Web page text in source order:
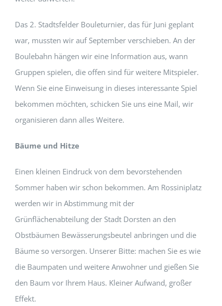
Das 2. Stadtsfelder Bouleturnier, das für Juni geplant
war, mussten wir auf September verschieben. An der
Boulebahn hängen wir eine Information aus, wann
Gruppen spielen, die offen sind für weitere Mitspieler.
Wenn Sie eine Einweisung in dieses interessante Spiel
bekommen möchten, schicken Sie uns eine Mail, wir
organisieren dann alles Weitere.
Bäume und Hitze
Einen kleinen Eindruck von dem bevorstehenden
Sommer haben wir schon bekommen. Am Rossiniplatz
werden wir in Abstimmung mit der
Grünflächenabteilung der Stadt Dorsten an den
Obstbäumen Bewässerungsbeutel anbringen und die
Bäume so versorgen. Unserer Bitte: machen Sie es wie
die Baumpaten und weitere Anwohner und gießen Sie
den Baum vor Ihrem Haus. Kleiner Aufwand, großer
Effekt.